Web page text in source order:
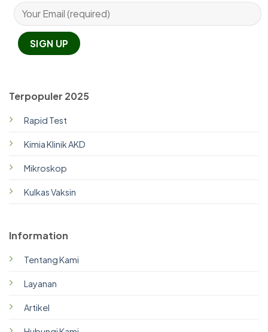
Terpopuler 2025
Rapid Test
Kimia Klinik AKD
Mikroskop
Kulkas Vaksin
Information
Tentang Kami
Layanan
Artikel